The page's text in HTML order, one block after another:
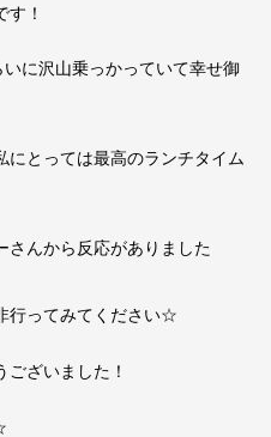
！
に沢山乗っかっていて幸せ御
にとっては最高のランチタイム
さんから反応がありました
行ってみてください☆
ざいました！